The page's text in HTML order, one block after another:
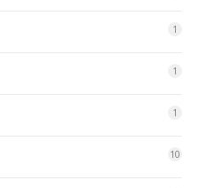
1
1
1
10